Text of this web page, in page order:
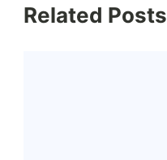
Related Posts